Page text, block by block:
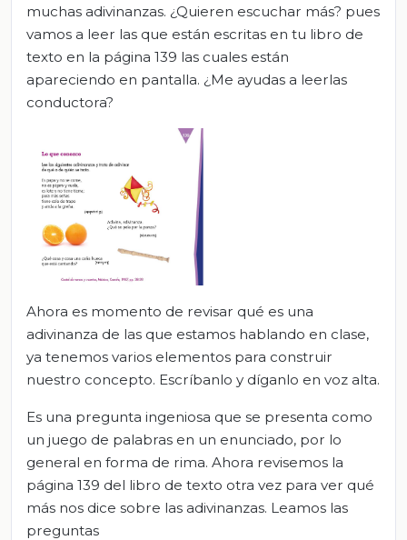
muchas adivinanzas. ¿Quieren escuchar más? pues
vamos a leer las que están escritas en tu libro de
texto en la página 139 las cuales están
apareciendo en pantalla. ¿Me ayudas a leerlas
conductora?
Ahora es momento de revisar qué es una
adivinanza de las que estamos hablando en clase,
ya tenemos varios elementos para construir
nuestro concepto. Escríbanlo y díganlo en voz alta.
Es una pregunta ingeniosa que se presenta como
un juego de palabras en un enunciado, por lo
general en forma de rima. Ahora revisemos la
página 139 del libro de texto otra vez para ver qué
más nos dice sobre las adivinanzas. Leamos las
preguntas